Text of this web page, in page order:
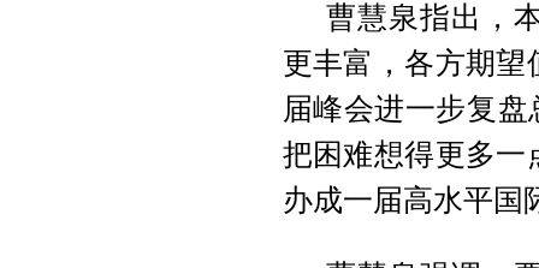
曹慧泉指出，
更丰富，各方期
届峰会进一步复盘
把困难想得更多一
办成一届高水平国